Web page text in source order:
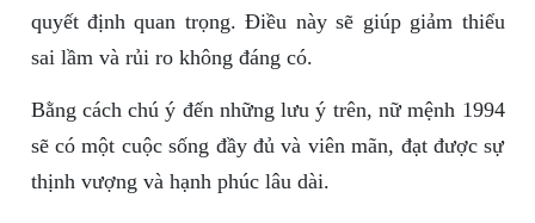
quyết định quan trọng. Điều này sẽ giúp giảm thiểu
sai lầm và rủi ro không đáng có.
Bằng cách chú ý đến những lưu ý trên, nữ mệnh 1994
sẽ có một cuộc sống đầy đủ và viên mãn, đạt được sự
thịnh vượng và hạnh phúc lâu dài.